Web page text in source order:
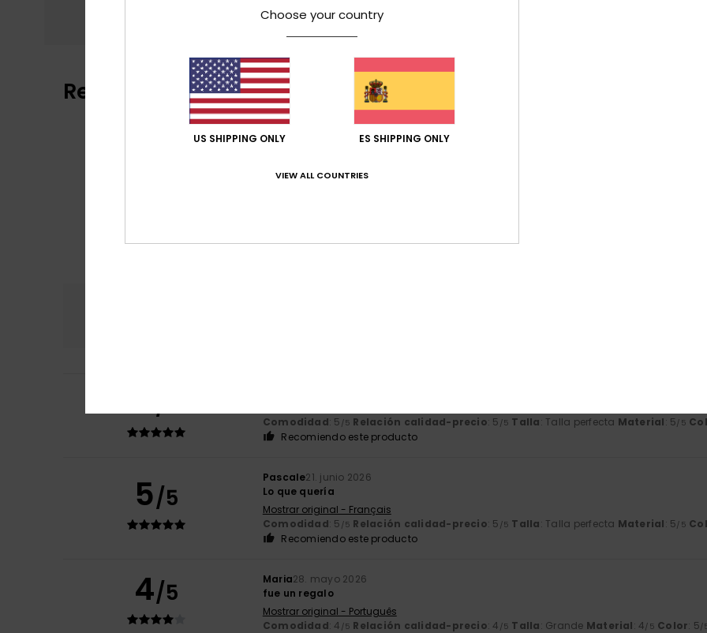
Reseñas de los clientes
basado en3 reseñas verificadas
5
Comodidad: 5 /5 Relación calidad-precio: 5 /5 Talla: Talla perfecta Material: 5 /5
Recomiendo este producto
5/5
Pascale21. junio 2026
Lo que quería
Mostrar original - Français
Comodidad: 5 /5 Relación calidad-precio: 5 /5 Talla: Talla perfecta Material: 5 /5
Recomiendo este producto
4/5 Maria28. mayo 2026
fue un regalo
Mostrar original - Português
Comodidad: 4 /5 Relación calidad-precio: 4 /5 Talla: Grande Material: 4 /5 Color: 5 /
Choose your country
US SHIPPING ONLY ES SHIPPING ONLY
VIEW ALL COUNTRIES